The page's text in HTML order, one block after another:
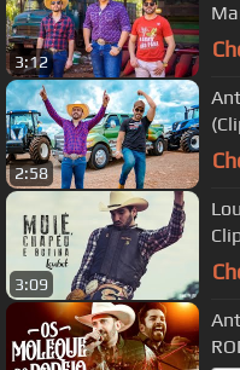
3:12
2:58
3:09